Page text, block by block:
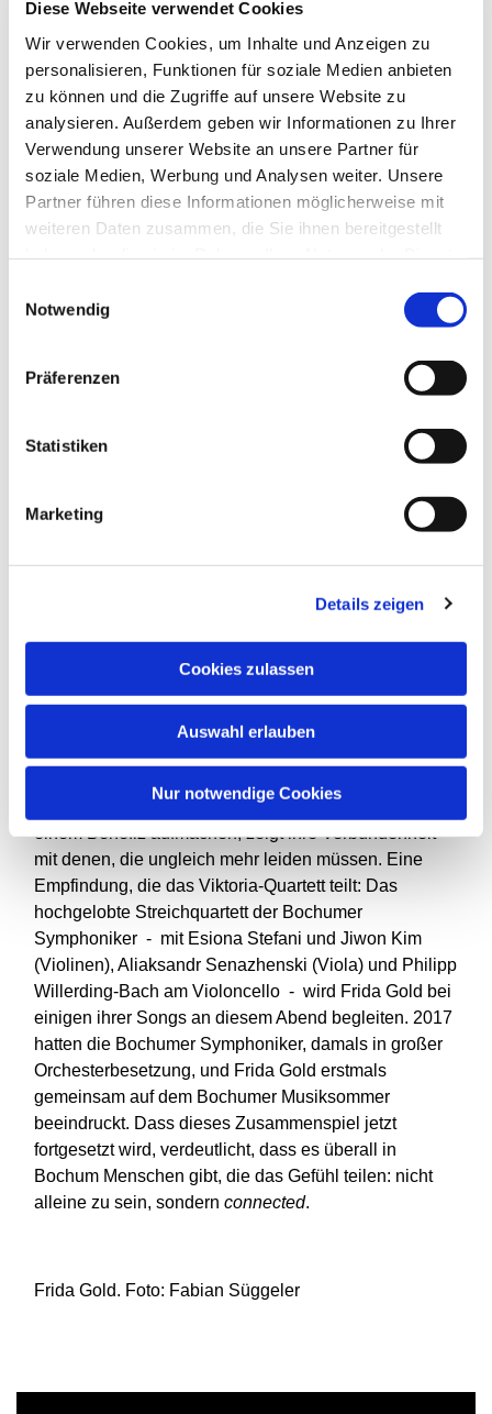
Diese Webseite verwendet Cookies
Wir verwenden Cookies, um Inhalte und Anzeigen zu
personalisieren, Funktionen für soziale Medien anbieten
zu können und die Zugriffe auf unsere Website zu
analysieren. Außerdem geben wir Informationen zu Ihrer
Verwendung unserer Website an unsere Partner für
soziale Medien, Werbung und Analysen weiter. Unsere
Partner führen diese Informationen möglicherweise mit
weiteren Daten zusammen, die Sie ihnen bereitgestellt
Notwendig
Präferenzen
Statistiken
Marketing
Details zeigen
Cookies zulassen
Auswahl erlauben
Nur notwendige Cookies
In der die Partnerstadt von Bochum liegt, seit 1987
sind Donezk und Bochum einander verbunden.
Nachdem Russland die Stadt 2014 annektiert hatte,
ruht die offizielle Städtepartnerschaft - nicht aber die
umfangreiche Hilfeleistung, die von Bochum aus an
die gesamte ukrainische Bevölkerung geht.
Verantwortlich dafür: die Gesellschaft Bochum-
Donezk, sie hat über die Jahre ein Netzwerk an
verlässlichen Kontakten geknüpft. Heute ist sie in der
Nahrungsmitteln bis hin zu leistungsstarken Notstrom-
Aggregaten - direkt in die Westukraine zu liefern, von
Tage wird der zwanzigste (!) 40-Tonner bepackt -
gehen keinesfalls in die von russischen Separatisten
Oberbürgermeister Thomas Eiskirch, er wird auch das
Konzert „Imagine Europe“ eröffnen, das am Europatag
Versprechens. Auch dies eine eminent politische
Im letzten Winter wollte Frida Gold ihr neues Album,
das solche Gefühle des Verbundenseins besingt, auf
die Pläne durchkreuzt. Dass die Künstler nun mit
einem Benefiz aufmachen, zeigt ihre Verbundenheit
mit denen, die ungleich mehr leiden müssen. Eine
Empfindung, die das Viktoria-Quartett teilt: Das
hochgelobte Streichquartett der Bochumer
Symphoniker - mit Esiona Stefani und Jiwon Kim
(Violinen), Aliaksandr Senazhenski (Viola) und Philipp
Willerding-Bach am Violoncello - wird Frida Gold bei
einigen ihrer Songs an diesem Abend begleiten. 2017
hatten die Bochumer Symphoniker, damals in großer
Orchesterbesetzung, und Frida Gold erstmals
gemeinsam auf dem Bochumer Musiksommer
beeindruckt. Dass dieses Zusammenspiel jetzt
fortgesetzt wird, verdeutlicht, dass es überall in
Bochum Menschen gibt, die das Gefühl teilen: nicht
alleine zu sein, sondern connected.
Frida Gold. Foto: Fabian Süggeler